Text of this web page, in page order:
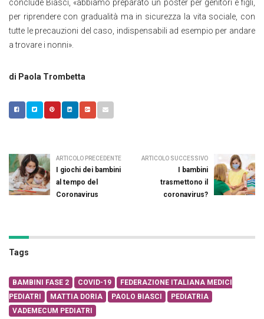
conclude Biasci, «abbiamo preparato un poster per genitori e figli,
per riprendere con gradualità ma in sicurezza la vita sociale, con
tutte le precauzioni del caso, indispensabili ad esempio per andare
a trovare i nonni».
di Paola Trombetta
ARTICOLO PRECEDENTE
I giochi dei bambini
al tempo del
Coronavirus
ARTICOLO SUCCESSIVO
I bambini
trasmettono il
coronavirus?
Tags
BAMBINI FASE 2 COVID-19
FEDERAZIONE ITALIANA MEDICI
PEDIATRI
MATTIA DORIA PAOLO BIASCI
PEDIATRIA
VADEMECUM PEDIATRI